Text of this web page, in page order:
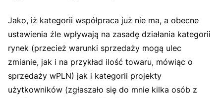
Jako, iż kategorii współpraca już nie ma, a obecne
ustawienia źle wpływają na zasadę działania kategorii
rynek (przecież warunki sprzedaży mogą ulec
zmianie, jak i na przykład ilość towaru, mówiąc o
sprzedaży wPLN) jak i kategorii projekty
użytkowników (zgłaszało się do mnie kilka osób z